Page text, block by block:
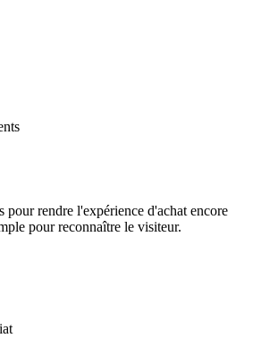
pour rendre l'expérience d'achat encore
pour reconnaître le visiteur.